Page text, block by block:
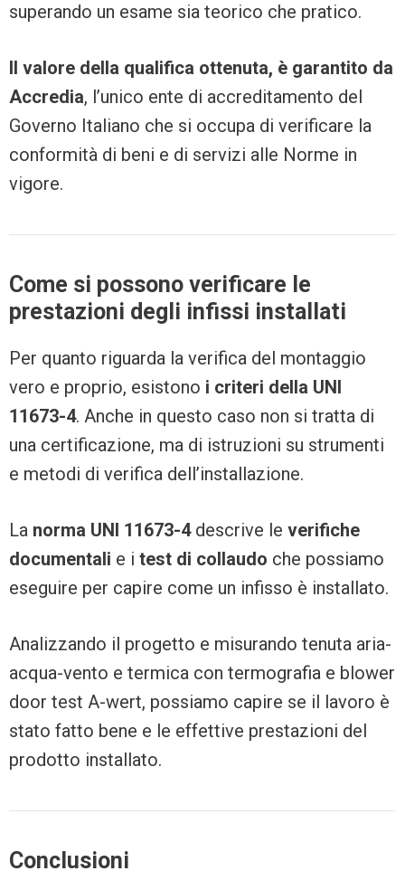
superando un esame sia teorico che pratico.
Il valore della qualifica ottenuta, è garantito da
Accredia, l’unico ente di accreditamento del
Governo Italiano che si occupa di verificare la
conformità di beni e di servizi alle Norme in
vigore.
Come si possono verificare le
prestazioni degli infissi installati
Per quanto riguarda la verifica del montaggio
vero e proprio, esistono i criteri della UNI
11673-4. Anche in questo caso non si tratta di
una certificazione, ma di istruzioni su strumenti
e metodi di verifica dell’installazione.
La norma UNI 11673-4descrive le verifiche
documentali e i test di collaudo che possiamo
eseguire per capire come un infisso è installato.
Analizzando il progetto e misurando tenuta aria-
acqua-vento e termica con termografia e blower
door test A-wert, possiamo capire se il lavoro è
stato fatto bene e le effettive prestazioni del
prodotto installato.
Conclusioni